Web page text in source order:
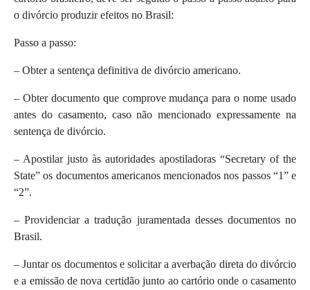
o divórcio produzir efeitos no Brasil:
Passo a passo:
– Obter a sentença definitiva de divórcio americano.
– Obter documento que comprove mudança para o nome usado
antes do casamento, caso não mencionado expressamente na
sentença de divórcio.
– Apostilar justo às autoridades apostiladoras “Secretary of the
State” os documentos americanos mencionados nos passos “1” e
“2”.
– Providenciar a tradução juramentada desses documentos no
Brasil.
– Juntar os documentos e solicitar a averbação direta do divórcio
e a emissão de nova certidão junto ao cartório onde o casamento